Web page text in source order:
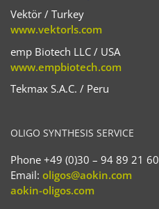
Vektör / Turkey
www.vektorls.com
emp Biotech LLC / USA
www.empbiotech.com
Tekmax S.A.C. / Peru
OLIGO SYNTHESIS SERVICE
Phone +49 (0)30 – 94 89 21 60
Email: oligos@aokin.com
aokin-oligos.com